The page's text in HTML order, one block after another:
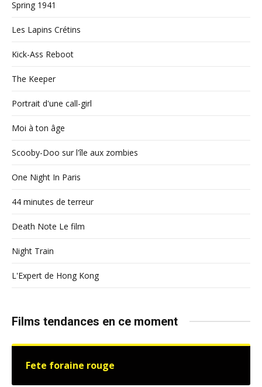
Spring 1941
Les Lapins Crétins
Kick-Ass Reboot
The Keeper
Portrait d'une call-girl
Moi à ton âge
Scooby-Doo sur l'île aux zombies
One Night In Paris
44 minutes de terreur
Death Note Le film
Night Train
L'Expert de Hong Kong
Films tendances en ce moment
Fete foraine rouge